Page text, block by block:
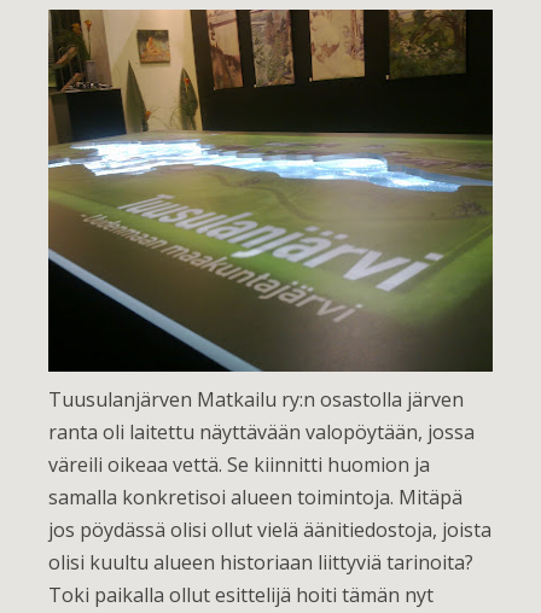
Tuusulanjärven Matkailu ry:n osastolla järven
ranta oli laitettu näyttävään valopöytään, jossa
väreili oikeaa vettä. Se kiinnitti huomion ja
samalla konkretisoi alueen toimintoja. Mitäpä
jos pöydässä olisi ollut vielä äänitiedostoja, joista
olisi kuultu alueen historiaan liittyviä tarinoita?
Toki paikalla ollut esittelijä hoiti tämän nyt